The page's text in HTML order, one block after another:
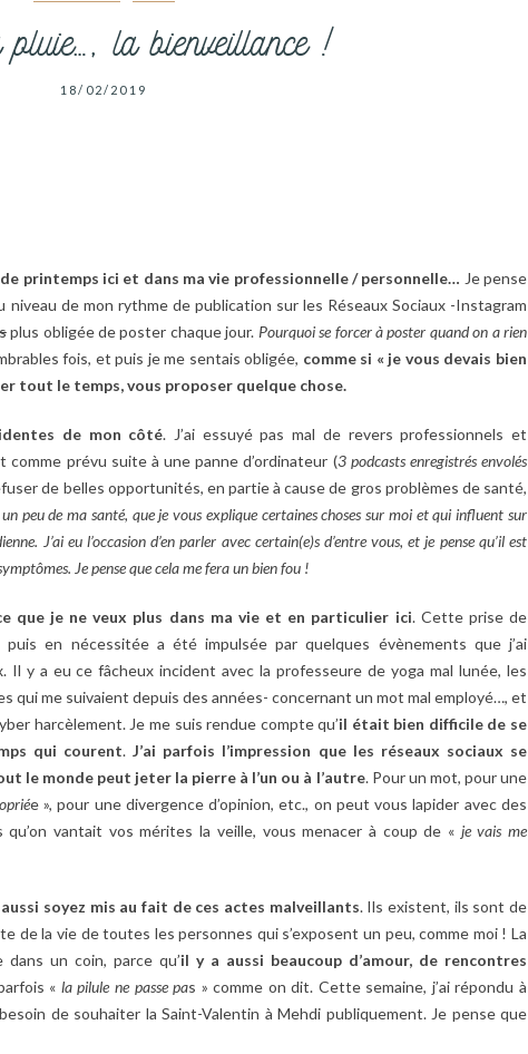
la bienveillance !
18/02/2019
printemps ici et dans ma vie professionnelle / personnelle… Je pense
de mon rythme de publication sur les Réseaux Sociaux -Instagram
plus obligée de poster chaque jour. Pourquoi se forcer à poster quand on a rien
fois, et puis je me sentais obligée, comme si « je vous devais bien
tout le temps, vous proposer quelque chose.
de mon côté. J’ai essuyé pas mal de revers professionnels et
comme prévu suite à une panne d’ordinateur (3 podcasts enregistrés envolés
de belles opportunités, en partie à cause de gros problèmes de santé,
peu de ma santé, que je vous explique certaines choses sur moi et qui influent sur
J’ai eu l’occasion d’en parler avec certain(e)s d’entre vous, et je pense qu’il est
Je pense que cela me fera un bien fou !
que je ne veux plus dans ma vie et en particulier ici. Cette prise de
en nécessitée a été impulsée par quelques évènements que j’ai
Il y a eu ce fâcheux incident avec la professeure de yoga mal lunée, les
qui me suivaient depuis des années- concernant un mot mal employé…, et
harcèlement. Je me suis rendue compte qu’il était bien difficile de se
qui courent.J’ai parfois l’impression que les réseaux sociaux se
le monde peut jeter la pierre à l’un ou à l’autre. Pour un mot, pour une
e », pour une divergence d’opinion, etc., on peut vous lapider avec des
vantait vos mérites la veille, vous menacer à coup de « je vais me
soyez mis au fait de ces actes malveillants. Ils existent, ils sont de
la vie de toutes les personnes qui s’exposent un peu, comme moi ! La
un coin, parce qu’il y a aussi beaucoup d’amour, de rencontres
« la pilule ne passe pas » comme on dit. Cette semaine, j’ai répondu à
de souhaiter la Saint-Valentin à Mehdi publiquement. Je pense que